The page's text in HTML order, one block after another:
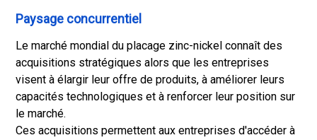
Paysage concurrentiel
Le marché mondial du placage zinc-nickel connaît des
acquisitions stratégiques alors que les entreprises
visent à élargir leur offre de produits, à améliorer leurs
capacités technologiques et à renforcer leur position sur
le marché.
Ces acquisitions permettent aux entreprises d'accéder à